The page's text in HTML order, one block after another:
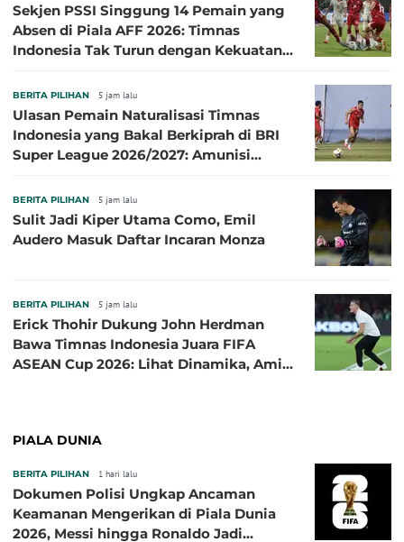
Sekjen PSSI Singgung 14 Pemain yang
Absen di Piala AFF 2026: Timnas
Indonesia Tak Turun dengan Kekuatan
BERITA PILIHAN 5 jam lalu
Ulasan Pemain Naturalisasi Timnas
Indonesia yang Bakal Berkiprah di BRI
Super League 2026/2027: Amunisi
BERITA PILIHAN 5 jam lalu
Sulit Jadi Kiper Utama Como, Emil
Audero Masuk Daftar Incaran Monza
BERITA PILIHAN 5 jam lalu
Erick Thohir Dukung John Herdman
Bawa Timnas Indonesia Juara FIFA
ASEAN Cup 2026: Lihat Dinamika, Amit-
PIALA DUNIA
BERITA PILIHAN 1 hari lalu
Dokumen Polisi Ungkap Ancaman
Keamanan Mengerikan di Piala Dunia
2026, Messi hingga Ronaldo Jadi